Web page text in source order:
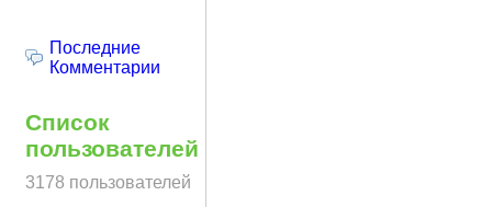
Последние
Комментарии
Список
пользователей
3178 пользователей